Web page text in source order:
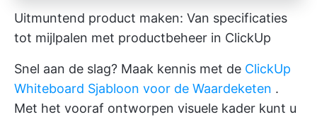
Uitmuntend product maken: Van specificaties
tot mijlpalen met productbeheer in ClickUp
Snel aan de slag? Maak kennis met de ClickUp
Whiteboard Sjabloon voor de Waardeketen .
Met het vooraf ontworpen visuele kader kunt u